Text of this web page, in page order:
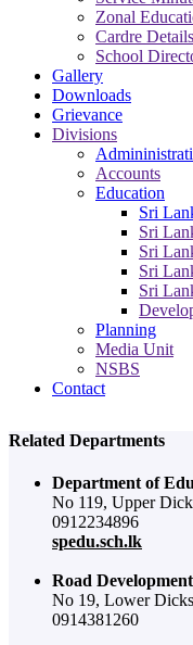
Zonal
Cardre Details
School
Gallery
Downloads
Grievance
Divisions
Accounts
Education
Sri
Sri
Sri
Sri
Sri
Planning
Media Unit
NSBS
Contact
Related Departments
Department of
No 119, Upper
0912234896
spedu.sch.lk
Road
No 19, Lower
0914381260